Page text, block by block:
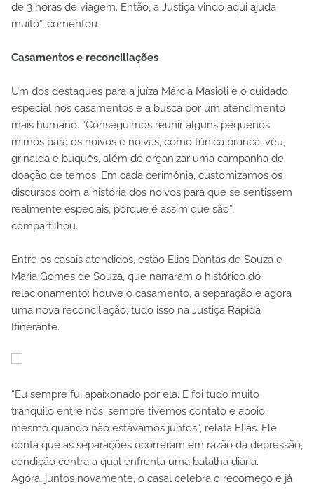
de 3 horas de viagem. Então, a Justiça vindo aqui ajuda
muito”, comentou.
Casamentos e reconciliações
Um dos destaques para a juíza Márcia Masioli é o cuidado
especial nos casamentos e a busca por um atendimento
mais humano. “Conseguimos reunir alguns pequenos
mimos para os noivos e noivas, como túnica branca, véu,
grinalda e buquês, além de organizar uma campanha de
doação de ternos. Em cada cerimônia, customizamos os
discursos com a história dos noivos para que se sentissem
realmente especiais, porque é assim que são”,
compartilhou.
Entre os casais atendidos, estão Elias Dantas de Souza e
Maria Gomes de Souza, que narraram o histórico do
relacionamento: houve o casamento, a separação e agora
uma nova reconciliação, tudo isso na Justiça Rápida
Itinerante.
“Eu sempre fui apaixonado por ela. E foi tudo muito
tranquilo entre nós; sempre tivemos contato e apoio,
mesmo quando não estávamos juntos”, relata Elias. Ele
conta que as separações ocorreram em razão da depressão,
condição contra a qual enfrenta uma batalha diária.
Agora, juntos novamente, o casal celebra o recomeço e já